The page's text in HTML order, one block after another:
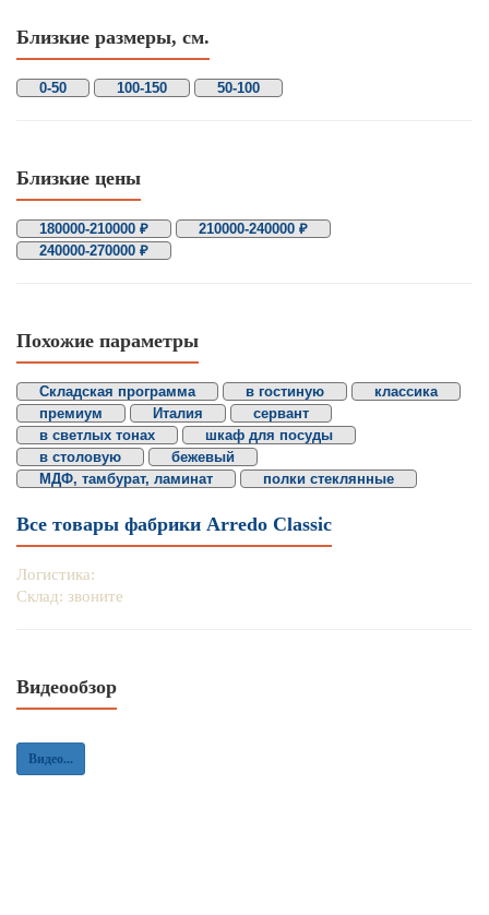
Близкие размеры, см.
0-50 100-150 50-100
Близкие цены
180000-210000 ₽
210000-240000 ₽
240000-270000 ₽
Похожие параметры
Складская программа в гостиную
классика
премиум
Италия
сервант
в светлых тонах
шкаф для посуды
в столовую
бежевый
МДФ, тамбурат, ламинат
полки стеклянные
Все товары фабрики Arredo Classic
Логистика:
Склад: звоните
Видеообзор
Видео...